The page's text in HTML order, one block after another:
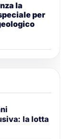
la
per
la lotta